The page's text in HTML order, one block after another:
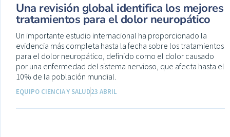
Una revisión global identifica los mejores
tratamientos para el dolor neuropático
Un importante estudio internacional ha proporcionado la
evidencia más completa hasta la fecha sobre los tratamientos
para el dolor neuropático, definido como el dolor causado
por una enfermedad del sistema nervioso, que afecta hasta el
10% de la población mundial.
EQUIPO CIENCIA Y SALUD23 ABRIL